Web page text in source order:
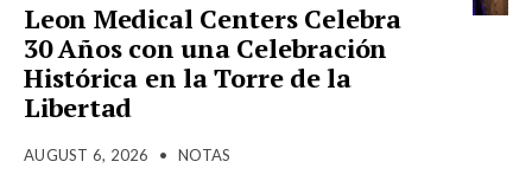
Leon Medical Centers Celebra
30 Años con una Celebración
Histórica en la Torre de la
Libertad
AUGUST 6, 2026 • NOTAS